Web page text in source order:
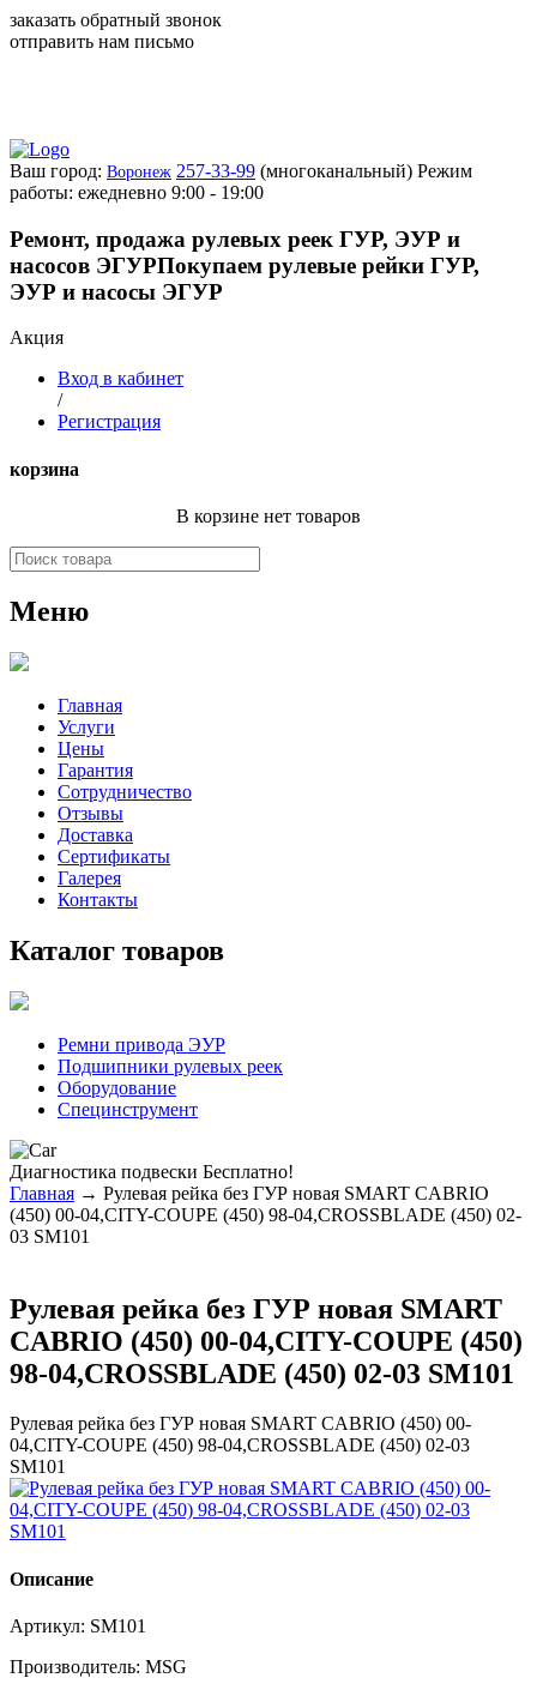
заказать обратный звонок
отправить нам письмо
Ваш город: Воронеж 257-33-99 (многоканальный) Режим
работы: ежедневно 9:00 - 19:00
Ремонт, продажа рулевых реек ГУР, ЭУР и
насосов ЭГУРПокупаем рулевые рейки ГУР,
ЭУР и насосы ЭГУР
Акция
Вход в кабинет
/
Регистрация
корзина
В корзине нет товаров
Меню
Главная
Услуги
Цены
Гарантия
Сотрудничество
Отзывы
Доставка
Сертификаты
Галерея
Контакты
Каталог товаров
Ремни привода ЭУР
Подшипники рулевых реек
Оборудование
Специнструмент
Диагностика подвески Бесплатно!
Главная → Рулевая рейка без ГУР новая SMART CABRIO
(450) 00-04,CITY-COUPE (450) 98-04,CROSSBLADE (450) 02-
03 SM101
Рулевая рейка без ГУР новая SMART
CABRIO (450) 00-04,CITY-COUPE (450)
98-04,CROSSBLADE (450) 02-03 SM101
Рулевая рейка без ГУР новая SMART CABRIO (450) 00-
04,CITY-COUPE (450) 98-04,CROSSBLADE (450) 02-03
SM101
Описание
Артикул: SM101
Производитель: MSG